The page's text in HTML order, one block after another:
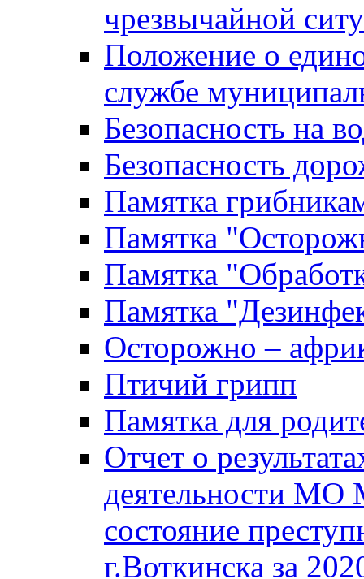
чрезвычайной
Положение о
службе
Безопасность на
Безопасность
Памятка
Памятка
Памятка
Памятка
Осторожно –
Птичий грипп
Памятка для
Отчет о
деятельности МО
состояние
г.Воткинска за